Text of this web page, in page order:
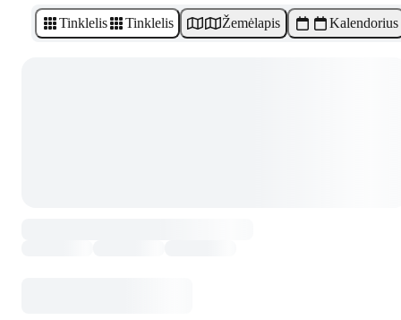
Tinklelis Tinklelis Žemėlapis Kalendorius